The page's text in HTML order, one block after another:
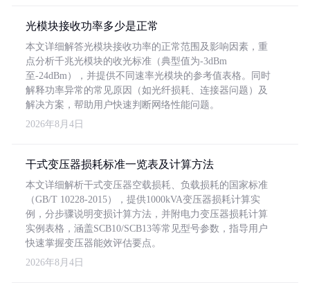
光模块接收功率多少是正常
本文详细解答光模块接收功率的正常范围及影响因素，重
点分析千兆光模块的收光标准（典型值为-3dBm
至-24dBm），并提供不同速率光模块的参考值表格。同时
解释功率异常的常见原因（如光纤损耗、连接器问题）及
解决方案，帮助用户快速判断网络性能问题。
2026年8月4日
干式变压器损耗标准一览表及计算方法
本文详细解析干式变压器空载损耗、负载损耗的国家标准
（GB/T 10228-2015），提供1000kVA变压器损耗计算实
例，分步骤说明变损计算方法，并附电力变压器损耗计算
实例表格，涵盖SCB10/SCB13等常见型号参数，指导用户
快速掌握变压器能效评估要点。
2026年8月4日